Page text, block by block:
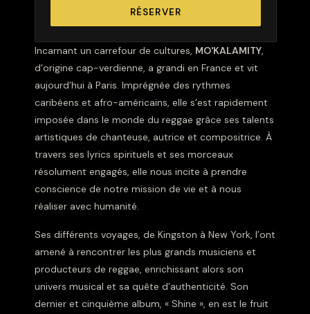
Incarnant un carrefour de cultures, MO'KALAMITY,
d’origine cap-verdienne, a grandi en France et vit
aujourd’hui à Paris. Imprégnée des rythmes
caribéens et afro-américains, elle s’est rapidement
imposée dans le monde du reggae grâce ses talents
artistiques de chanteuse, autrice et compositrice. À
travers ses lyrics spirituels et ses morceaux
résolument engagés, elle nous incite à prendre
conscience de notre mission de vie et à nous
réaliser avec humanité.
Ses différents voyages, de Kingston à New York, l’ont
amené à rencontrer les plus grands musiciens et
producteurs de reggae, enrichissant alors son
univers musical et sa quête d’authenticité. Son
dernier et cinquième album, « Shine », en est le fruit
RÉSERVER